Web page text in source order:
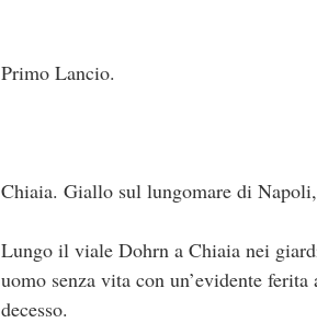
Primo Lancio.
Chiaia. Giallo sul lungomare di
Lungo il viale Dohrn a Chiaia nei
uomo senza vita con un’evidente
decesso.